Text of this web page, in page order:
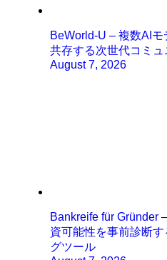
BeWorld-U – 複数AI
共存する次世代コミュ
August 7, 2026
Bankreife für Gründer
資可能性を事前診断
グツール